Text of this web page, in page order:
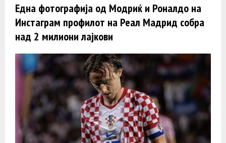
Една фотографија од Модриќ и Роналдо на
Инстаграм профилот на Реал Мадрид собра
над 2 милиони лајкови